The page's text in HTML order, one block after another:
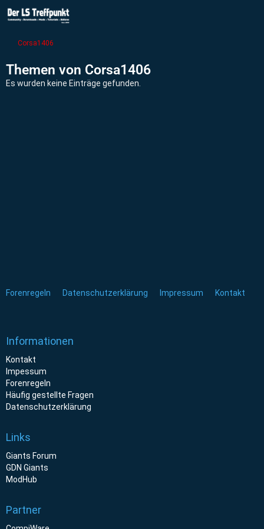
Corsa1406
Themen von Corsa1406
Es wurden keine Einträge gefunden.
Forenregeln Datenschutzerklärung Impressum Kontakt
Informationen
Kontakt
Impessum
Forenregeln
Häufig gestellte Fragen
Datenschutzerklärung
Links
Giants Forum
GDN Giants
ModHub
Partner